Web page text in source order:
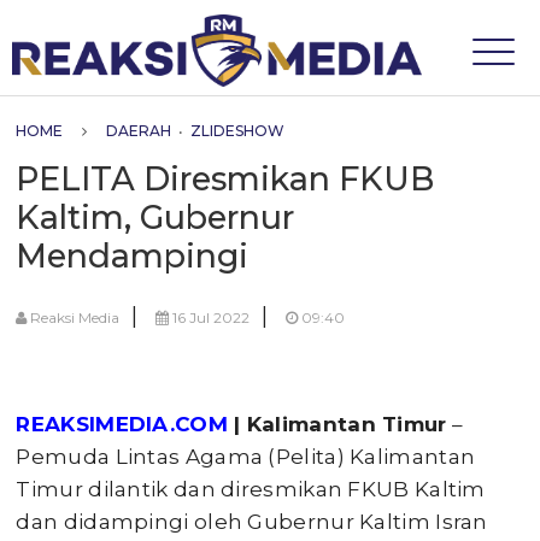
HOME DAERAH • ZLIDESHOW
PELITA Diresmikan FKUB
Kaltim, Gubernur
Mendampingi
Reaksi Media | 16 Jul 2022 | 09:40
REAKSIMEDIA.COM | Kalimantan Timur –
Pemuda Lintas Agama (Pelita) Kalimantan
Timur dilantik dan diresmikan FKUB Kaltim
dan didampingi oleh Gubernur Kaltim Isran